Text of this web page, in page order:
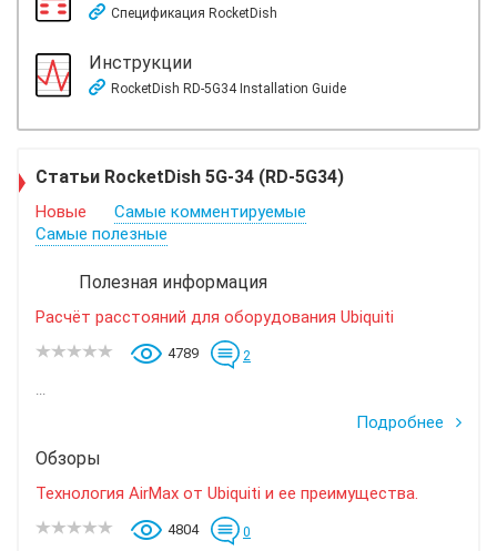
Спецификация RocketDish
Инструкции
RocketDish RD-5G34 Installation Guide
Статьи RocketDish 5G-34 (RD-5G34)
Новые
Самые комментируемые
Самые полезные
Полезная информация
Расчёт расстояний для оборудования Ubiquiti
4789 2
...
Подробнее
Обзоры
Технология AirMax от Ubiquiti и ее преимущества.
4804 0